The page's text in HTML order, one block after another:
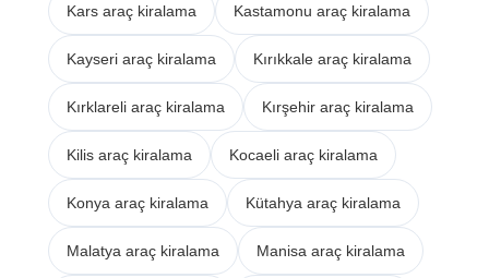
Kars araç kiralama Kastamonu araç kiralama
Kayseri araç kiralama Kırıkkale araç kiralama
Kırklareli araç kiralama Kırşehir araç kiralama
Kilis araç kiralama Kocaeli araç kiralama
Konya araç kiralama Kütahya araç kiralama
Malatya araç kiralama Manisa araç kiralama